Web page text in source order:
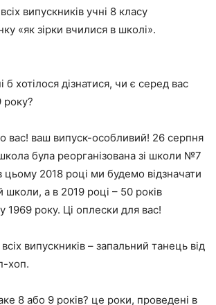
випускників учні 8 класу
«як зірки вчилися в школі».
б хотілося дізнатися, чи є серед вас
року?
вас! ваш випуск-особливий! 26 серпня
була реорганізована зі школи №7
2018 році ми будемо відзначати
школи, а в 2019 році – 50 років
1969 року. Ці оплески для вас!
випускників – запальний танець від
хоп.
8 або 9 років? це роки, проведені в